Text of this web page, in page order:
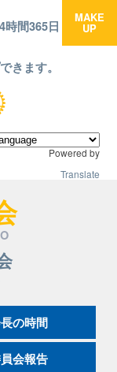
時間365日
きます。
MAKE
UP
Powered by
Translate
の時間
会報告